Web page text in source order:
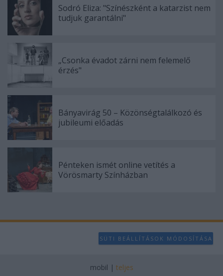
Sodró Eliza: "Színészként a katarzist nem
tudjuk garantálni"
„Csonka évadot zárni nem felemelő
érzés"
Bányavirág 50 – Közönségtalálkozó és
jubileumi előadás
Pénteken ismét online vetítés a
Vörösmarty Színházban
SÜTI BEÁLLÍTÁSOK MÓDOSÍTÁSA
mobil | teljes